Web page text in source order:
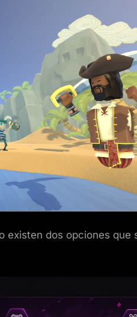
el
juego
Rec
Room
para
Steam
rebajado
existen dos opciones que